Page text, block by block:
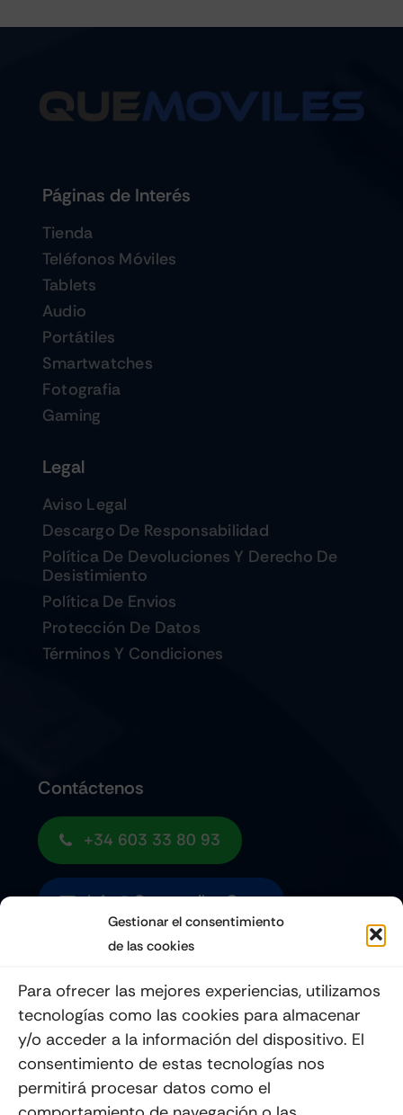
Gestionar el consentimiento
de las cookies
Para ofrecer las mejores experiencias, utilizamos
tecnologías como las cookies para almacenar
y/o acceder a la información del dispositivo. El
consentimiento de estas tecnologías nos
permitirá procesar datos como el
Páginas de Interés
Tienda
Teléfonos Móviles
Tablets
Audio
Portátiles
Smartwatches
Fotografia
Gaming
Legal
Aviso Legal
Descargo De Responsabilidad
Política De Devoluciones Y Derecho De
Desistimiento
Política De Envios
Protección De Datos
Términos Y Condiciones
Contáctenos
+34 603 33 80 93
Info@quemoviles.com
Enviar